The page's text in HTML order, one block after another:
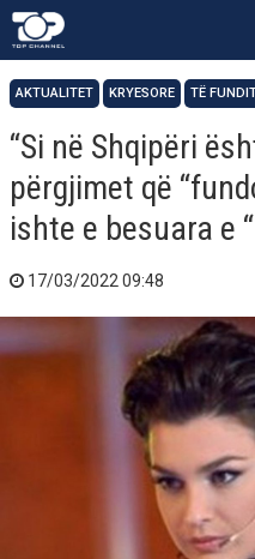
AKTUALITET KRYESORE TË
“Si në Shqipëri
përgjimet që
ishte e besuara e
17/03/2022 09:48